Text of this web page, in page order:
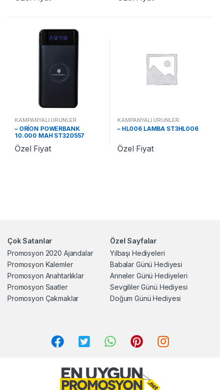
KAMPANYALI ÜRÜNLER
– ORİON POWERBANK
10.000 MAH ST320557
Özel Fiyat
KAMPANYALI ÜRÜNLER
– HL006 LAMBA ST3HL006
Özel Fiyat
Çok Satanlar
Promosyon 2020 Ajandalar
Promosyon Kalemler
Promosyon Anahtarlıklar
Promosyon Saatler
Promosyon Çakmaklar
Özel Sayfalar
Yılbaşı Hediyeleri
Babalar Günü Hediyesi
Anneler Günü Hediyeleri
Sevgililer Günü Hediyesi
Doğum Günü Hediyesi